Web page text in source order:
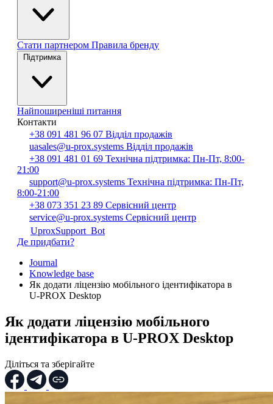
Стати партнером Правила бренду
Підтримка
Найпоширеніші питання
Контакти
+38 091 481 96 07 Відділ продажів
uasales@u-prox.systems Відділ продажів
+38 091 481 01 69 Технічна підтримка: Пн-Пт, 8:00-
21:00
support@u-prox.systems Технічна підтримка: Пн-Пт,
8:00-21:00
+38 073 351 23 89 Сервісний центр
service@u-prox.systems Сервісний центр
UproxSupport_Bot
Де придбати?
Journal
Knowledge base
Як додати ліцензію мобільного ідентифікатора в
U‑PROX Desktop
Як додати ліцензію мобільного
ідентифікатора в U‑PROX Desktop
Діліться та зберігайте